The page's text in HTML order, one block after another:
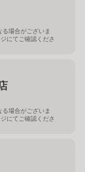
場合がございま
にてご確認くださ
場合がございま
にてご確認くださ